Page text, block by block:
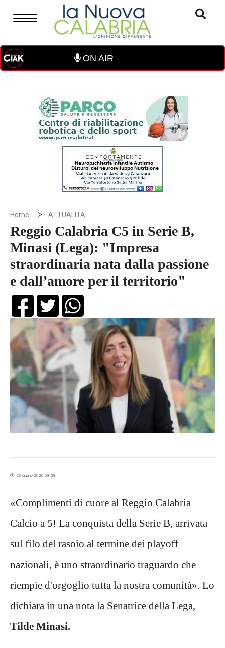
ON AIR
Home > ATTUALITA
Reggio Calabria C5 in Serie B,
Minasi (Lega): "Impresa
straordinaria nata dalla passione
e dall’amore per il territorio"
23 giugno 2026 08:58
«Complimenti di cuore al Reggio Calabria
Calcio a 5! La conquista della Serie B, arrivata
sul filo del rasoio al termine dei playoff
nazionali, è uno straordinario traguardo che
riempie d'orgoglio tutta la nostra comunità». Lo
dichiara in una nota la Senatrice della Lega,
Tilde Minasi.